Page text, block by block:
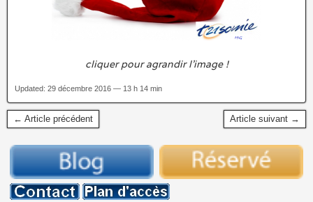
cliquer pour agrandir l’image !
Updated: 29 décembre 2016 — 13 h 14 min
← Article précédent Article suivant →